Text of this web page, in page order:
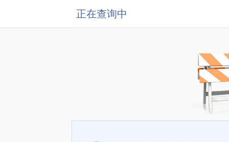
正在查询中